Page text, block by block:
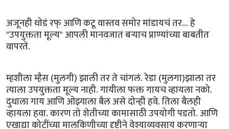
अजूनही थोडं रफ् आणि कटू वास्तव समोर मांडायचं तर... हे
"उपयुक्तता मूल्य" आपली मानवजात बऱ्याच प्राण्यांच्या बाबतीत
वापरते.
म्हशीला म्हैस (मुलगी) झाली तर ते चांगलं. रेडा (मुलगा)झाला तर
त्याला उपयुक्तता मूल्य नाही. गायीला फक्त गायच व्हायला नको.
दुधाला गाय आणि ओझ्याला बैल असे दोन्ही हवे. तिला बैलही
व्हायला हवा. कारण तो शेतीच्या कामासाठी उपयोगी पडतो. आणि
एखाद्या कोटींच्या मालकिणीच्या दृष्टीने वेश्याव्यवसाय करणाऱ्या